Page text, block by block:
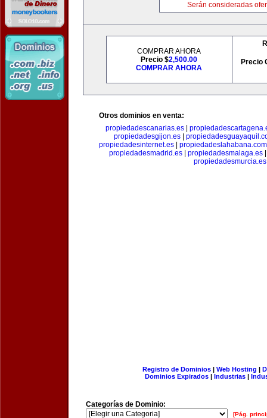
Serán consideradas
COMPRAR AHORA
Precio $2,500.00
COMPRAR AHORA
Precio
Otros dominios en venta:
propiedadescanarias.es|
propiedadesgijon.es
propiedadesinternet.es
propiedadeslahabana.com
propiedadesmadrid.es
propiedadesmalaga.es
propiedadesmurcia.es
Registro de Dominios| Web Hosting |
Dominios Expirados | Industrias |
Categorías de Dominio:
[Pág.